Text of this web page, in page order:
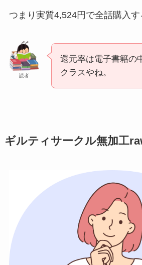
つまり実質4,524円で全話購入す
読者
還元率は電子書籍の
クラスやね。
ギルティサークル無加工